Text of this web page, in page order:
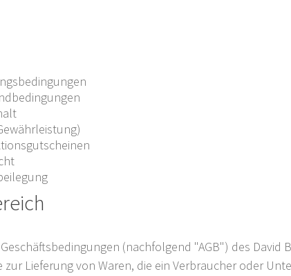
(nachfolgend "AGB") des
Lieferung von Waren, die ein Verbraucher oder